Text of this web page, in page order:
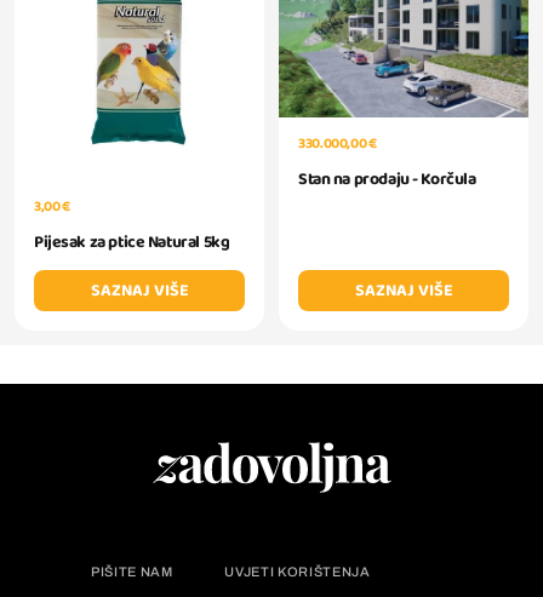
3,00 €
Pijesak za ptice Natural 5kg
SAZNAJ VIŠE
330.000,00 €
Stan na prodaju - Korčula
SAZNAJ VIŠE
PIŠITE NAM UVJETI KORIŠTENJA